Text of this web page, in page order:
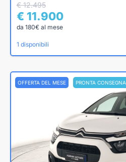
€ 12.495
€ 11.900
da 180€ al mese
1 disponibili
OFFERTA DEL MESE PRONTA CONSEGNA